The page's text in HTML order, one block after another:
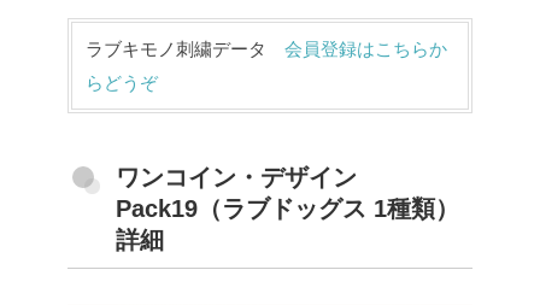
ラブキモノ刺繍データ会員登録はこちらか
らどうぞ
ワンコイン・デザイン
Pack19（ラブドッグス 1種類）
詳細